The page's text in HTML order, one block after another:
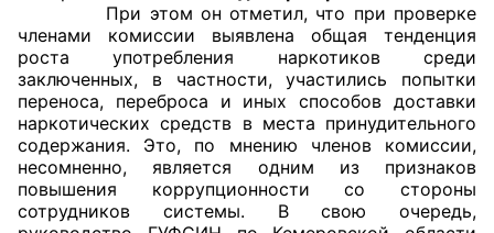
При этом он отметил, что при проверке
членами комиссии выявлена общая тенденция
роста употребления наркотиков среди
заключенных, в частности, участились попытки
переноса, переброса и иных способов доставки
наркотических средств в места принудительного
содержания. Это, по мнению членов комиссии,
несомненно, является одним из признаков
повышения коррупционности со стороны
сотрудников системы. В свою очередь,